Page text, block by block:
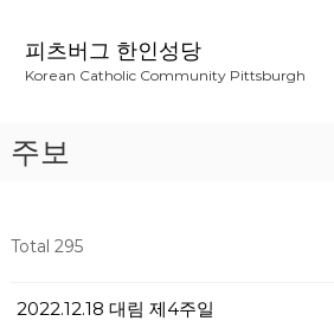
피츠버그 한인성당
Korean Catholic Community Pittsburgh
주보
Total 295
2022.12.18 대림 제4주일